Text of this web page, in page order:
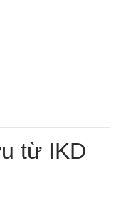
từ IKD